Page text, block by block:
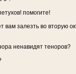
помогите!
вам залезть во вторую
ненавидят теноров?